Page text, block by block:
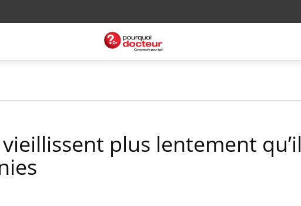
plus lentement qu’il